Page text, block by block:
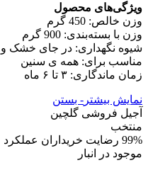
ویژگی‌های محصول
وزن خالص: 450 گرم
وزن با بسته‌بندی: 900 گرم
شیوه نگهداری: در جای خشک
مناسب برای: همه ی سنین
زمان ماندگاری: ۳ تا ۶ ماه
نمایش بیشتر - بستن
آجیل فروشی گلچین
منتخب
99% رضایت خریداران عملکرد
موجود در انبار